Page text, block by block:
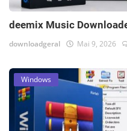
deemix Music
downloadgeral Mai 9, 2026
Windows